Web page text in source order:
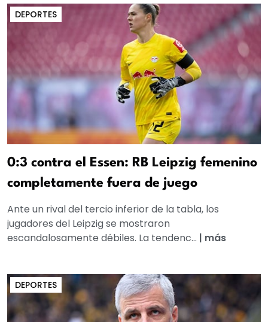
DEPORTES
0:3 contra el Essen: RB Leipzig femenino
completamente fuera de juego
Ante un rival del tercio inferior de la tabla, los
jugadores del Leipzig se mostraron
escandalosamente débiles. La tendenc... | más
DEPORTES